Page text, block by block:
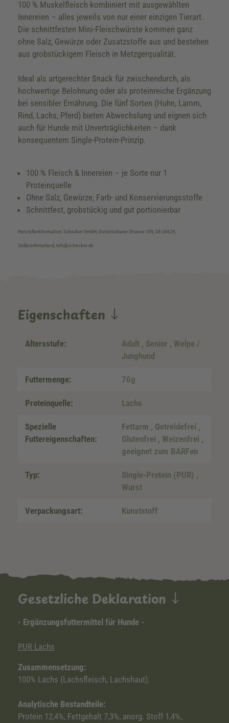
100 % Muskelfleisch kombiniert mit ausgewählten
Innereien – alles jeweils von nur einer einzigen Tierart.
Die schnittfesten Mini-Fleischwürste kommen ganz
ohne Salz, Gewürze oder Zusatzstoffe aus und bestehen
aus grobstückigem Fleisch in Metzgerqualität.
Ideal als artgerechter Snack für zwischendurch, als
hochwertige Belohnung oder als proteinreiche Ergänzung
bei sensibler Ernährung. Die fünf Sorten (Huhn, Lamm,
Rind, Lachs, Pferd) bieten Abwechslung und eignen sich
auch für Hunde mit Unverträglichkeiten – dank
konsequentem Single-Protein-Prinzip.
100 % Fleisch & Innereien – je Sorte nur 1
Proteinquelle
Ohne Salz, Gewürze, Farb- und Konservierungsstoffe
Schnittfest, grobstückig und gut portionierbar
Herstellerinformation: Schecker GmbH, Ostvictorburer Strasse 109, DE-26624,
Südbrookmerland, info@schecker.de
Eigenschaften
Altersstufe: Adult , Senior , Welpe /
Junghund
Futtermenge: 70g
Proteinquelle: Lachs
Spezielle
Futtereigenschaften:
Fettarm , Getreidefrei ,
Glutenfrei , Weizenfrei ,
geeignet zum BARFen
Typ: Single-Protein (PUR) ,
Wurst
Verpackungsart: Kunststoff
Gesetzliche Deklaration
- Ergänzungsfuttermittel für Hunde -
PUR Lachs
Zusammensetzung:
100% Lachs (Lachsfleisch, Lachshaut).
Analytische Bestandteile:
Protein 12,4%, Fettgehalt 7,3%, anorg. Stoff 1,4%,